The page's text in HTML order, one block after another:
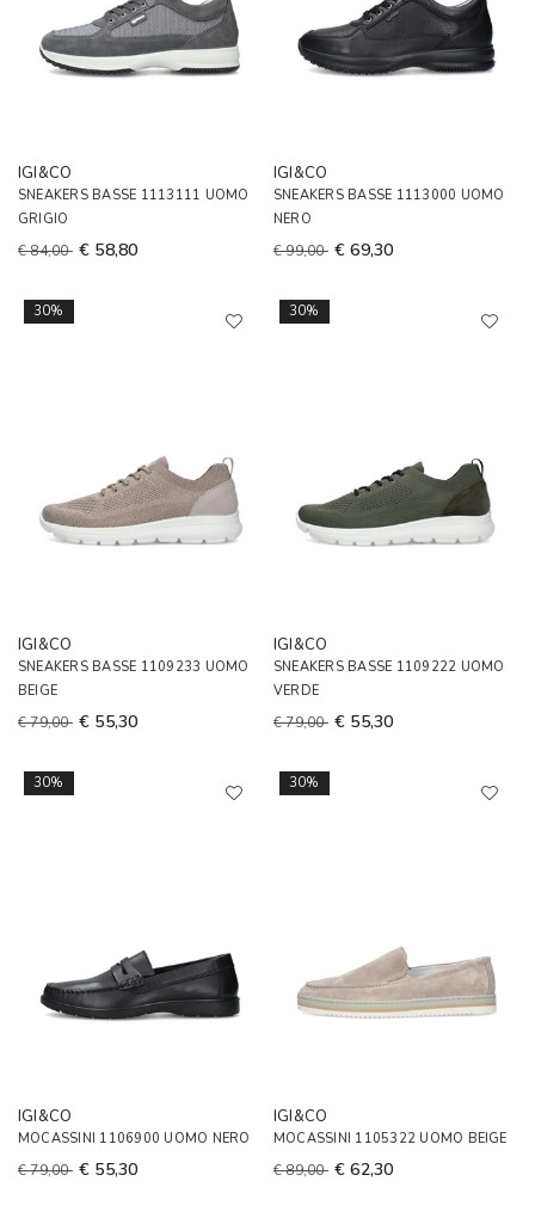
IGI&CO
SNEAKERS BASSE 1113111 UOMO
GRIGIO
€ 84,00 € 58,80
IGI&CO
SNEAKERS BASSE 1113000 UOMO
NERO
€ 99,00 € 69,30
30%
IGI&CO
SNEAKERS BASSE 1109233 UOMO
BEIGE
€ 79,00 € 55,30
30%
IGI&CO
SNEAKERS BASSE 1109222 UOMO
VERDE
€ 79,00 € 55,30
30%
IGI&CO
MOCASSINI 1106900 UOMO NERO
€ 79,00 € 55,30
30%
IGI&CO
MOCASSINI 1105322 UOMO BEIGE
€ 89,00 € 62,30